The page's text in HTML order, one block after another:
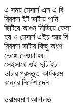
এ সময় মেসার্স এস এ বি
ব্রিকস ইট ভাটায় পানি
ছিটিয়ে আগুন নিভিয়ে ফেলা
হয় ও মেসার্স এইচ আর বি
ব্রিকস ভাটার কিছু অংশ
ভেঙে দেওয়া হয়।
সেইসাথে ওই দুটি ইট
ভাটার প্রস্তুত কার্যক্রম
বন্ধের নির্দেশ দেন।
ভ্রাম্যমাণ আদালত